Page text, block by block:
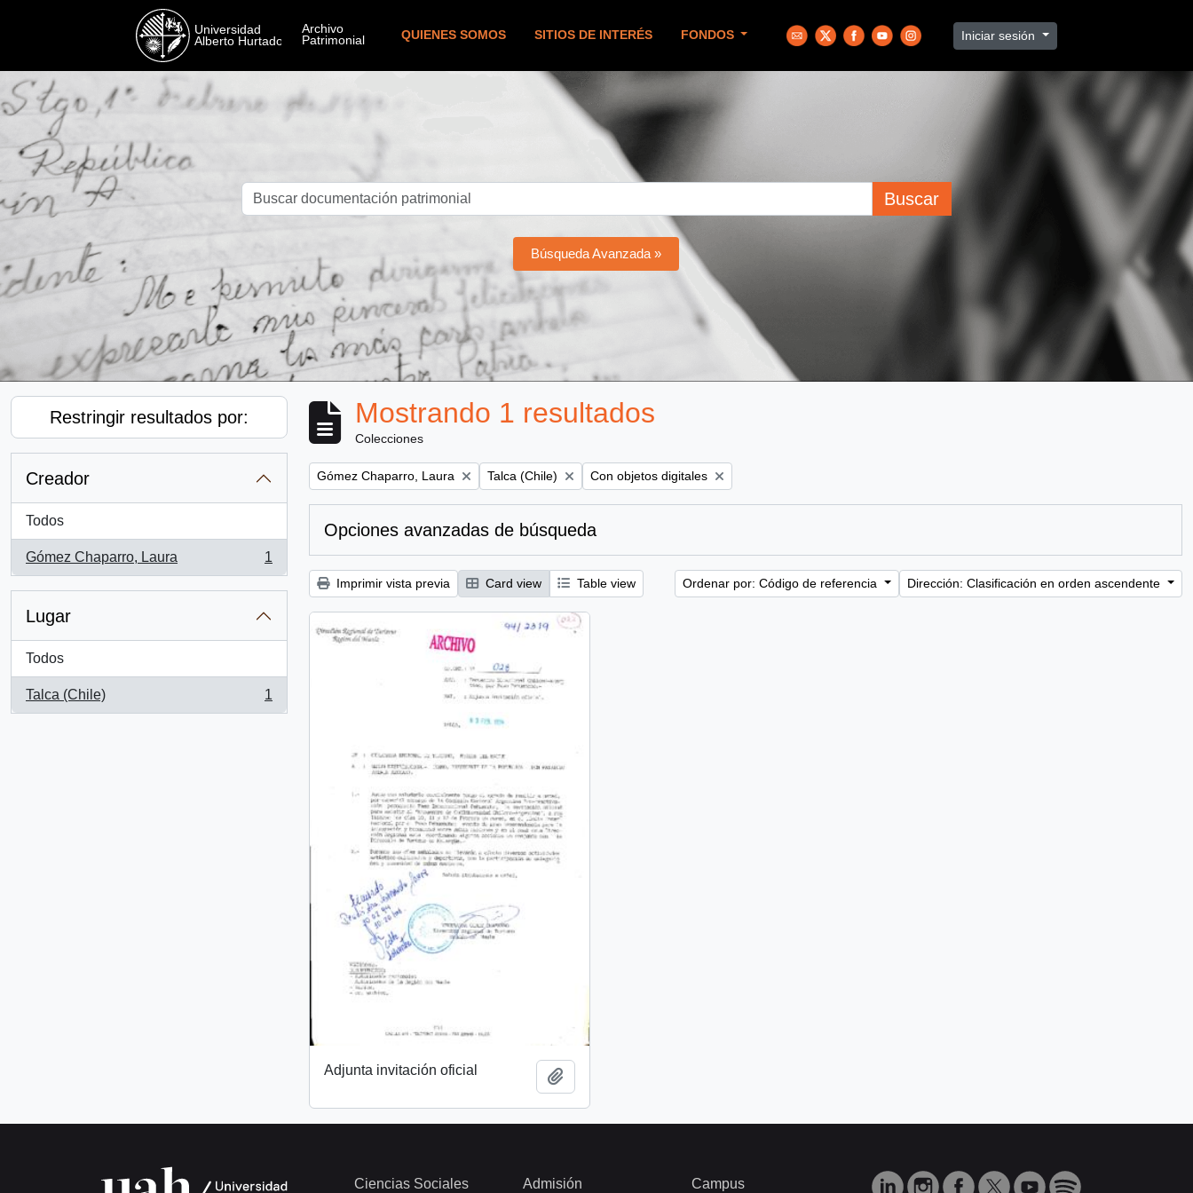
QUIENES SOMOS SITIOS DE INTERÉS FONDOS Iniciar sesión
Buscar
Búsqueda Avanzada »
Restringir resultados por:
Creador
Todos
Gómez Chaparro, Laura
, 1 resultados
1
Lugar
Todos
Talca (Chile)
, 1 resultados
1
Mostrando 1 resultados
Colecciones
Remove filter:
Gómez Chaparro, Laura Remove filter:
Talca (Chile) Remove filter:
Con objetos digitales
Opciones avanzadas de búsqueda
Imprimir vista previa Card view Table view Ordenar por: Código de referencia Dirección: Clasificación en orden ascendente
Adjunta invitación oficial
Ciencias Sociales Admisión Campus